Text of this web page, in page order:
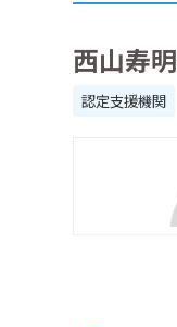
西山寿
認定支援機関